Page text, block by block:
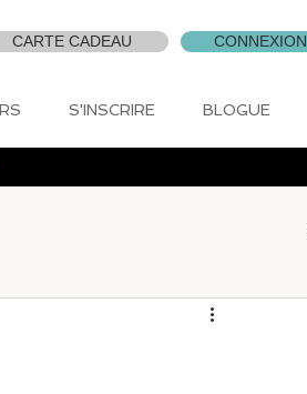
CARTE CADEAU CONNEXION
S'INSCRIRE BLOGUE